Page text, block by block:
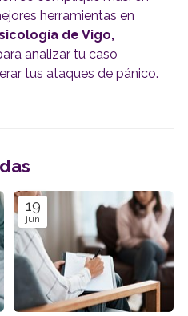
herramientas en
de Vigo,
analizar tu caso
tus ataques de pánico.
19
jun